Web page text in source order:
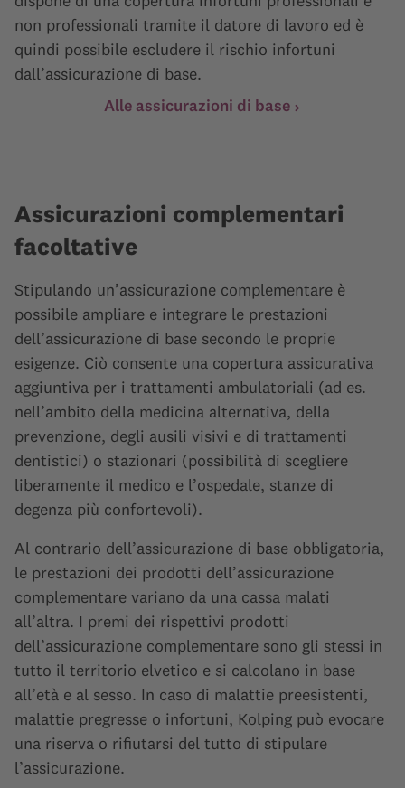
non professionali tramite il datore di lavoro ed è
quindi possibile escludere il rischio infortuni
dall’assicurazione di base.
Alle assicurazioni di base
Assicurazioni complementari
facoltative
Stipulando un’assicurazione complementare è
possibile ampliare e integrare le prestazioni
dell’assicurazione di base secondo le proprie
esigenze. Ciò consente una copertura assicurativa
aggiuntiva per i trattamenti ambulatoriali (ad es.
nell’ambito della medicina alternativa, della
prevenzione, degli ausili visivi e di trattamenti
dentistici) o stazionari (possibilità di scegliere
liberamente il medico e l’ospedale, stanze di
degenza più confortevoli).
Al contrario dell’assicurazione di base obbligatoria,
le prestazioni dei prodotti dell’assicurazione
complementare variano da una cassa malati
all’altra. I premi dei rispettivi prodotti
dell’assicurazione complementare sono gli stessi in
tutto il territorio elvetico e si calcolano in base
all’età e al sesso. In caso di malattie preesistenti,
malattie pregresse o infortuni, Kolping può evocare
una riserva o rifiutarsi del tutto di stipulare
l’assicurazione.